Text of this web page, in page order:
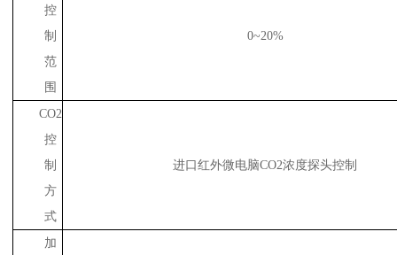
控
制
范
围
0~20%
CO2
控
制
方
式
进口红外微电脑CO2浓度探头控制
加